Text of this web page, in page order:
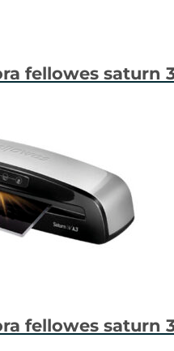
fellowes saturn
fellowes saturn